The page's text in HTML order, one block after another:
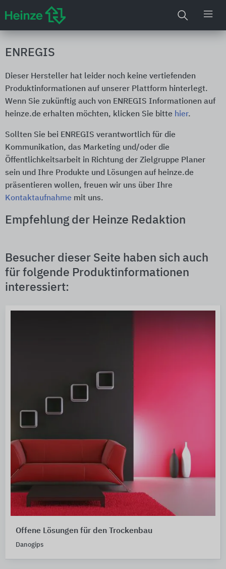
ENREGIS
Dieser Hersteller hat leider noch keine vertiefenden
Produktinformationen auf unserer Plattform hinterlegt.
Wenn Sie zukünftig auch von ENREGIS Informationen auf
heinze.de erhalten möchten, klicken Sie bitte hier.
Sollten Sie bei ENREGIS verantwortlich für die
Kommunikation, das Marketing und/oder die
Öffentlichkeitsarbeit in Richtung der Zielgruppe Planer
sein und Ihre Produkte und Lösungen auf heinze.de
präsentieren wollen, freuen wir uns über Ihre
Kontaktaufnahme mit uns.
Empfehlung der Heinze Redaktion
Besucher dieser Seite haben sich auch
für folgende Produktinformationen
interessiert:
Offene Lösungen für den Trockenbau
Danogips